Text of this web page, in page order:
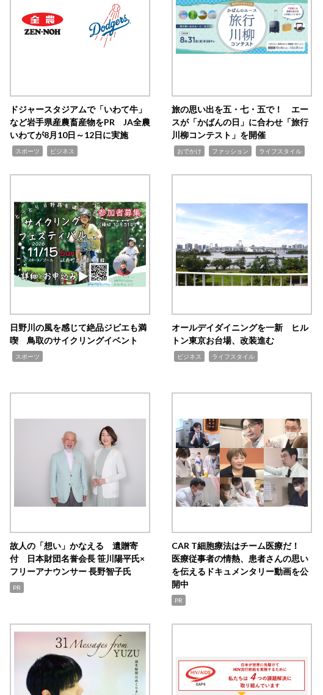
ドジャースタジアムで「いわて牛」
など岩手県産農畜産物をPR JA全農
いわてが8月10日～12日に実施
スポーツ ビジネス
旅の思い出を五・七・五で！ エー
スが「かばんの日」に合わせ「旅行
川柳コンテスト」を開催
おでかけ ファッション ライフスタイル
日野川の風を感じて絶品ジビエも満
喫 鳥取のサイクリングイベント
スポーツ
オールデイダイニングを一新 ヒル
トン東京お台場、改装進む
ビジネス ライフスタイル
故人の「想い」かなえる 遺贈寄
付 日本財団名誉会長 笹川陽平氏×
フリーアナウンサー 長野智子氏
PR
CAR T細胞療法はチーム医療だ！
医療従事者の情熱、患者さんの思い
を伝えるドキュメンタリー動画を公
開中
PR